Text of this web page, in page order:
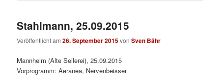
Stahlmann, 25.09.2015
Veröffentlicht am26. September 2015vonSven Bähr
Mannheim (Alte Seilerei), 25.09.2015
Vorprogramm: Aeranea, Nervenbeisser